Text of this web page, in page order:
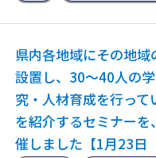
県内各地域にその地
設置し、30～40人の
究・人材育成を行っ
を紹介するセミナー
催しました【1月23日